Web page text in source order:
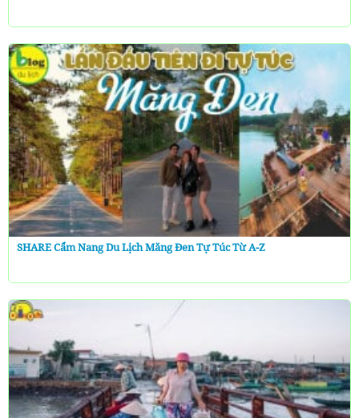
SHARE Cẩm Nang Du Lịch Măng Đen Tự Túc Từ A-Z